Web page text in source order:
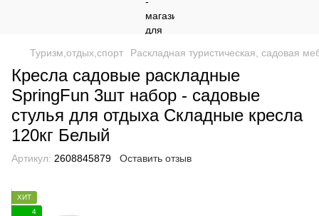
Туризм,отдых,спорт Раскладная туристическая, садовая
Кресла садовые раскладные
SpringFun 3шт набор - садовые
стулья для отдыха Складные кресла
120кг Белый
Артикул: 2608845879 Оставить отзыв
ХИТ
4